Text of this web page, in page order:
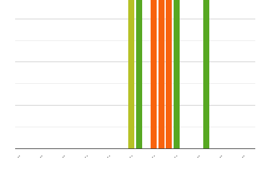
.. .. .. .. .. .. .. .. .. .. ..